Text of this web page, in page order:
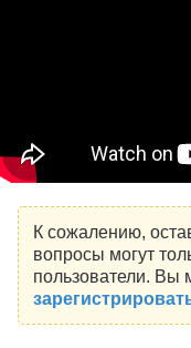
К сожалению,
вопросы могут
пользователи. Вы